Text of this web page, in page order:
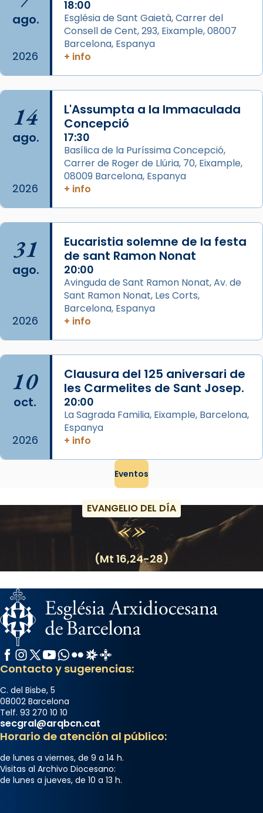
1 week ago
Aquest dilluns, 27 de juliol, ha tingut lloc la
missa d’acció de gràcies en agraïment al
comitè organitzador de la visita apostòlica
L’arquebisbe de Barcelona, el cardenal Joan
Josep Omella, ha presidit la missa i l’ha
concelebrat el bisbe auxiliar de Barcelona,
Mons. David Abadías.
📸 Dr. G. Simón
Foto
Arquebisbat de Barcelona
2 weeks ago
Memòria de les santes Juliana i
Semproniana, verges i màrtirs.
Acompanyant la història de sant Cugat, a
partir de l’Edat Mitjana sorgeix la tradició
frare Joan Gaspar Roig, afirma en una obra
que les santes són filles de l’antiga Iluro.
Mataró en reivindicarà les relíq
Foto
View on Facebook · Share
ago.
2026
18:00
Església de Sant Gaietà, Carrer del
Consell de Cent, 293, Eixample, 08007
Barcelona, Espanya
+ info
14
ago.
2026
L'Assumpta a la Immaculada
Concepció
17:30
Basílica de la Puríssima Concepció,
Carrer de Roger de Llúria, 70, Eixample,
08009 Barcelona, Espanya
+ info
31
ago.
2026
Eucaristia solemne de la festa
de sant Ramon Nonat
20:00
Avinguda de Sant Ramon Nonat, Av. de
Sant Ramon Nonat, Les Corts,
Barcelona, Espanya
+ info
10
oct.
2026
Clausura del 125 aniversari de
les Carmelites de Sant Josep.
20:00
La Sagrada Familia, Eixample, Barcelona,
Espanya
+ info
Eventos
EVANGELIO DEL DÍA
(Mt 16,24-28)
Facebook
Instagram
X / Twitter
YouTube
WhatsApp
FlickrRadio Estel
Catalunya Cristiana
Contacto y sugerencias:
C. del Bisbe, 5
08002 Barcelona
Telf. 93 270 10 10
secgral@arqbcn.cat
Horario de atención al público:
de lunes a viernes, de 9 a 14 h.
Visitas al Archivo Diocesano:
de lunes a jueves, de 10 a 13 h.